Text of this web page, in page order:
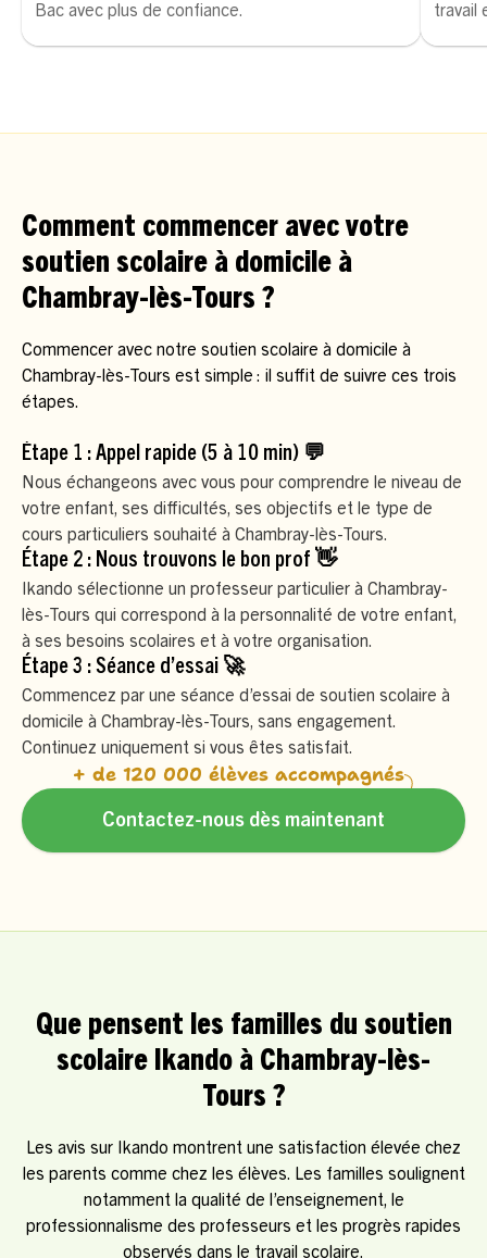
Bac avec plus de confiance.
travail
Comment commencer avec votre
soutien scolaire à domicile à
Chambray-lès-Tours ?
Commencer avec notre soutien scolaire à domicile à
Chambray-lès-Tours est simple : il suffit de suivre ces trois
étapes.
Étape 1 : Appel rapide (5 à 10 min) 💬
Nous échangeons avec vous pour comprendre le niveau de
votre enfant, ses difficultés, ses objectifs et le type de
cours particuliers souhaité à Chambray-lès-Tours.
Étape 2 : Nous trouvons le bon prof 👋
Ikando sélectionne un professeur particulier à Chambray-
lès-Tours qui correspond à la personnalité de votre enfant,
à ses besoins scolaires et à votre organisation.
Étape 3 : Séance d’essai 🚀
Commencez par une séance d’essai de soutien scolaire à
domicile à Chambray-lès-Tours, sans engagement.
Continuez uniquement si vous êtes satisfait.
+ de 120 000 élèves accompagnés
Contactez-nous dès maintenant
Que pensent les familles du soutien
scolaire Ikando à Chambray-lès-
Tours ?
Les avis sur Ikando montrent une satisfaction élevée chez
les parents comme chez les élèves. Les familles soulignent
notamment la qualité de l’enseignement, le
professionnalisme des professeurs et les progrès rapides
observés dans le travail scolaire.